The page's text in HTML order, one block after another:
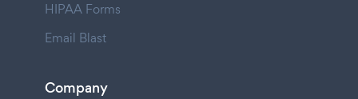
HIPAA Forms
Email Blast
Company